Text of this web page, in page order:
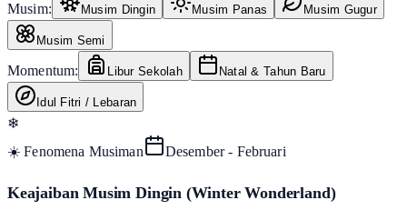
Musim: Musim Dingin Musim Panas Musim Gugur
Musim Semi
Momentum: Libur Sekolah Natal & Tahun Baru
Idul Fitri / Lebaran
❄
☀️ Fenomena Musiman
Desember - Februari
Keajaiban Musim Dingin (Winter Wonderland)